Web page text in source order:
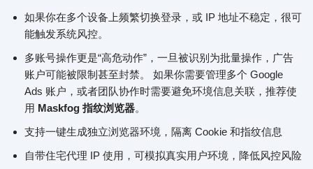
如果你在多个设备上频繁切换登录，或 IP 地址不稳定，很可
能触发系统风控。
多账号操作更是“高危动作”，一旦被识别为批量操作，广告
账户可能被限制甚至封禁。 如果你需要管理多个 Google
Ads 账户，或者团队协作时需要避免环境信息关联，推荐使
用 Maskfog 指纹浏览器。
支持一键生成独立浏览器环境，隔离 Cookie 和指纹信息
自带住宅代理 IP 使用，可模拟真实用户环境，降低风控风险